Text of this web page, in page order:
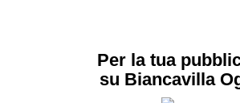
Per la tua
su Biancavilla